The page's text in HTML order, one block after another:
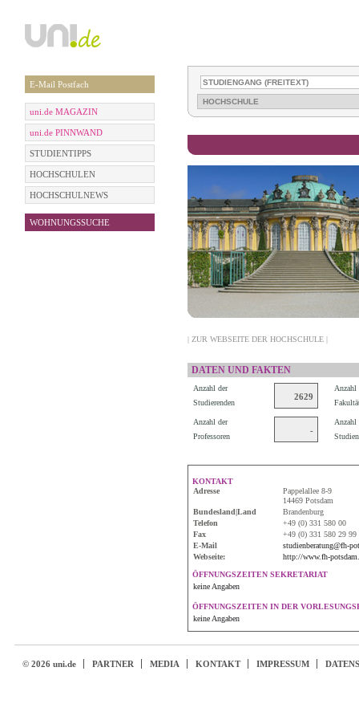
E-Mail Postfach
uni.de MAGAZIN
uni.de PINNWAND
STUDIENTIPPS
HOCHSCHULEN
HOCHSCHULNEWS
WOHNUNGSSUCHE
| ZUR WEBSEITE DER HOCHSCHULE |
DATEN UND FAKTEN
Anzahl der
Studierenden
2629
Anzahl
Anzahl der
Professoren
-
Anzahl
KONTAKT
Adresse
Pappelallee 8-9
14469 Potsdam
Bundesland|Land
Brandenburg
Telefon
+49 (0) 331 580 00
Fax
+49 (0) 331 580 29 99
E-Mail
studienberatung@fh-
Webseite:
http://www.fh-
ÖFFNUNGSZEITEN SEKRETARIAT
keine Angaben
ÖFFNUNGSZEITEN IN DER
keine Angaben
© 2026 uni.de PARTNER MEDIA KONTAKT IMPRESSUM